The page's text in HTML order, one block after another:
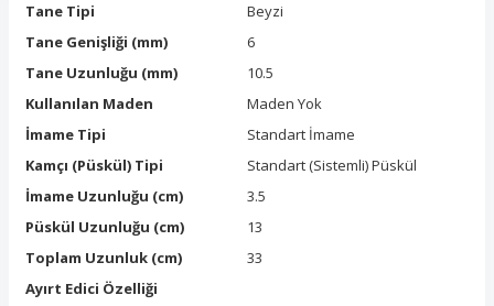
Tane Tipi
Beyzi
Tane Genişliği (mm)
6
Tane Uzunluğu (mm)
10.5
Kullanılan Maden
Maden Yok
İmame Tipi
Standart İmame
Kamçı (Püskül) Tipi
Standart (Sistemli) Püskül
İmame Uzunluğu (cm)
3.5
Püskül Uzunluğu (cm)
13
Toplam Uzunluk (cm)
33
Ayırt Edici Özelliği